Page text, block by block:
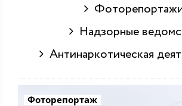
Надзорные
Антинаркотическая
Фоторепортаж